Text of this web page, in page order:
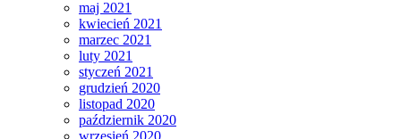
maj 2021
kwiecień 2021
marzec 2021
luty 2021
styczeń 2021
grudzień 2020
listopad 2020
październik 2020